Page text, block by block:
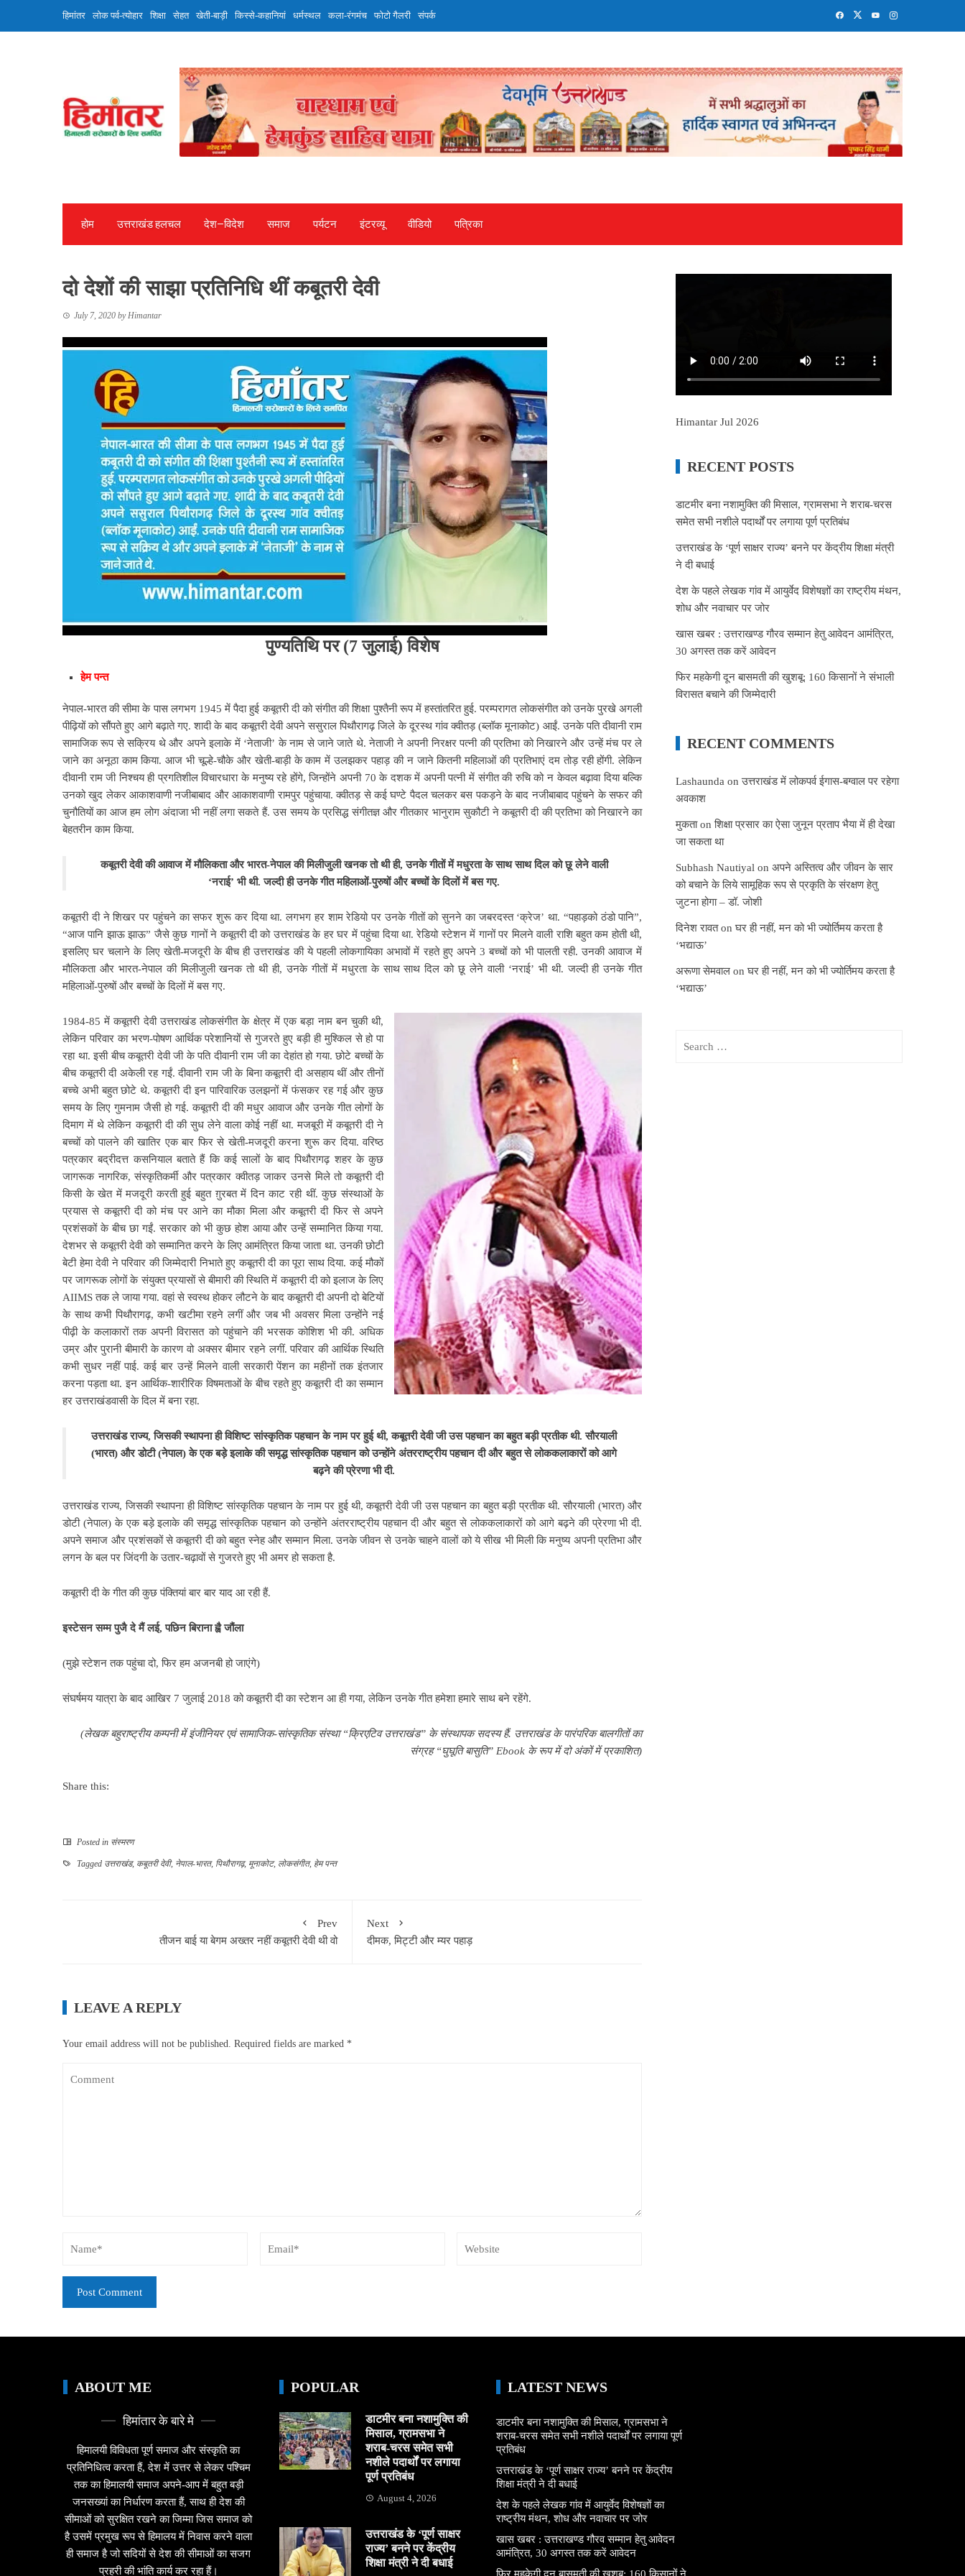
हिमांतर लोक पर्व-त्योहार शिक्षा सेहत खेती-बाड़ी किस्से-कहानियां धर्मस्थल कला-रंगमंच फोटो गैलरी संपर्क
होम उत्तराखंड हलचल देश—विदेश समाज पर्यटन इंटरव्‍यू वीडियो पत्रिका
दो देशों की साझा प्रतिनिधि थीं कबूतरी देवी
July 7, 2020 byHimantar
पुण्यतिथि पर (7जुलाई) विशेष
हेम पन्त
नेपाल-भारत की सीमा के पास लगभग 1945 में पैदा हुई कबूतरी दी को संगीत की शिक्षा पुश्तैनी रूप में हस्तांतरित हुई. परम्परागत लोकसंगीत को उनके पुरखे अगली
पीढ़ियों को सौंपते हुए आगे बढ़ाते गए. शादी के बाद कबूतरी देवी अपने ससुराल पिथौरागढ़ जिले के दूरस्थ गांव क्वीतड़ (ब्लॉक मूनाकोट) आईं. उनके पति दीवानी राम
सामाजिक रूप से सक्रिय थे और अपने इलाके में ‘नेताजी’ के नाम से जाने जाते थे. नेताजी ने अपनी निरक्षर पत्नी की प्रतिभा को निखारने और उन्हें मंच पर ले
जाने का अनूठा काम किया. आज भी चूल्हे-चौके और खेती-बाड़ी के काम में उलझकर पहाड़ की न जाने कितनी महिलाओं की प्रतिभाएं दम तोड़ रही होंगी. लेकिन
दीवानी राम जी निश्चय ही प्रगतिशील विचारधारा के मनुष्य रहे होंगे, जिन्होंने अपनी 70 के दशक में अपनी पत्नी में संगीत की रुचि को न केवल बढ़ावा दिया बल्कि
उनको खुद लेकर आकाशवाणी नजीबाबाद और आकाशवाणी रामपुर पहुंचाया. क्वीतड़ से कई घण्टे पैदल चलकर बस पकड़ने के बाद नजीबाबाद पहुंचने के सफर की
चुनौतियों का आज हम लोग अंदाजा भी नहीं लगा सकते हैं. उस समय के प्रसिद्ध संगीतज्ञ और गीतकार भानुराम सुकौटी ने कबूतरी दी की प्रतिभा को निखारने का
बेहतरीन काम किया.
कबूतरी देवी की आवाज में मौलिकता और भारत-नेपाल की मिलीजुली खनक तो थी ही, उनके गीतों में मधुरता के साथ साथ दिल को छू लेने वाली
‘नराई’ भी थी. जल्दी ही उनके गीत महिलाओं-पुरुषों और बच्चों के दिलों में बस गए.
कबूतरी दी ने शिखर पर पहुंचने का सफर शुरू कर दिया था. लगभग हर शाम रेडियो पर उनके गीतों को सुनने का जबरदस्त ‘क्रेज’ था. “पहाड़को ठंडो पानि”,
“आज पानि झाऊ झाऊ” जैसे कुछ गानों ने कबूतरी दी को उत्तराखंड के हर घर में पहुंचा दिया था. रेडियो स्टेशन में गानों पर मिलने वाली राशि बहुत कम होती थी,
इसलिए घर चलाने के लिए खेती-मजदूरी के बीच ही उत्तराखंड की ये पहली लोकगायिका अभावों में रहते हुए अपने 3 बच्चों को भी पालती रही. उनकी आवाज में
मौलिकता और भारत-नेपाल की मिलीजुली खनक तो थी ही, उनके गीतों में मधुरता के साथ साथ दिल को छू लेने वाली ‘नराई’ भी थी. जल्दी ही उनके गीत
महिलाओं-पुरुषों और बच्चों के दिलों में बस गए.
1984-85 में कबूतरी देवी उत्तराखंड लोकसंगीत के क्षेत्र में एक बड़ा नाम बन चुकी थी,
लेकिन परिवार का भरण-पोषण आर्थिक परेशानियों से गुजरते हुए बड़ी ही मुश्किल से हो पा
रहा था. इसी बीच कबूतरी देवी जी के पति दीवानी राम जी का देहांत हो गया. छोटे बच्चों के
बीच कबूतरी दी अकेली रह गईं. दीवानी राम जी के बिना कबूतरी दी असहाय थीं और तीनों
बच्चे अभी बहुत छोटे थे. कबूतरी दी इन पारिवारिक उलझनों में फंसकर रह गई और कुछ
समय के लिए गुमनाम जैसी हो गई. कबूतरी दी की मधुर आवाज और उनके गीत लोगों के
दिमाग में थे लेकिन कबूतरी दी की सुध लेने वाला कोई नहीं था. मजबूरी में कबूतरी दी ने
बच्चों को पालने की खातिर एक बार फिर से खेती-मजदूरी करना शुरू कर दिया. वरिष्ठ
पत्रकार बद्रीदत्त कसनियाल बताते हैं कि कई सालों के बाद पिथौरागढ़ शहर के कुछ
जागरूक नागरिक, संस्कृतिकर्मी और पत्रकार क्वीतड़ जाकर उनसे मिले तो कबूतरी दी
किसी के खेत में मजदूरी करती हुई बहुत ग़ुरबत में दिन काट रही थीं. कुछ संस्थाओं के
प्रयास से कबूतरी दी को मंच पर आने का मौका मिला और कबूतरी दी फिर से अपने
प्रशंसकों के बीच छा गईं. सरकार को भी कुछ होश आया और उन्हें सम्मानित किया गया.
देशभर से कबूतरी देवी को सम्मानित करने के लिए आमंत्रित किया जाता था. उनकी छोटी
बेटी हेमा देवी ने परिवार की जिम्मेदारी निभाते हुए कबूतरी दी का पूरा साथ दिया. कई मौकों
पर जागरूक लोगों के संयुक्त प्रयासों से बीमारी की स्थिति में कबूतरी दी को इलाज के लिए
AIIMS तक ले जाया गया. वहां से स्वस्थ होकर लौटने के बाद कबूतरी दी अपनी दो बेटियों
के साथ कभी पिथौरागढ़, कभी खटीमा रहने लगीं और जब भी अवसर मिला उन्होंने नई
पीढ़ी के कलाकारों तक अपनी विरासत को पहुंचाने की भरसक कोशिश भी की. अधिक
उम्र और पुरानी बीमारी के कारण वो अक्सर बीमार रहने लगीं. परिवार की आर्थिक स्थिति
कभी सुधर नहीं पाई. कई बार उन्हें मिलने वाली सरकारी पेंशन का महीनों तक इंतजार
करना पड़ता था. इन आर्थिक-शारीरिक विषमताओं के बीच रहते हुए कबूतरी दी का सम्मान
हर उत्तराखंडवासी के दिल में बना रहा.
उत्तराखंड राज्य, जिसकी स्थापना ही विशिष्ट सांस्कृतिक पहचान के नाम पर हुई थी, कबूतरी देवी जी उस पहचान का बहुत बड़ी प्रतीक थी. सौरयाली
(भारत) और डोटी (नेपाल) के एक बड़े इलाके की समृद्ध सांस्कृतिक पहचान को उन्होंने अंतरराष्ट्रीय पहचान दी और बहुत से लोककलाकारों को आगे
बढ़ने की प्रेरणा भी दी.
उत्तराखंड राज्य, जिसकी स्थापना ही विशिष्ट सांस्कृतिक पहचान के नाम पर हुई थी, कबूतरी देवी जी उस पहचान का बहुत बड़ी प्रतीक थी. सौरयाली (भारत) और
डोटी (नेपाल) के एक बड़े इलाके की समृद्ध सांस्कृतिक पहचान को उन्होंने अंतरराष्ट्रीय पहचान दी और बहुत से लोककलाकारों को आगे बढ़ने की प्रेरणा भी दी.
अपने समाज और प्रशंसकों से कबूतरी दी को बहुत स्नेह और सम्मान मिला. उनके जीवन से उनके चाहने वालों को ये सीख भी मिली कि मनुष्य अपनी प्रतिभा और
लगन के बल पर जिंदगी के उतार-चढ़ावों से गुजरते हुए भी अमर हो सकता है.
कबूतरी दी के गीत की कुछ पंक्तियां बार बार याद आ रही हैं.
इस्टेसन सम्म पुजै दे मैं लई,पछिन बिराना ह्वै जौंला
(मुझे स्टेशन तक पहुंचा दो, फिर हम अजनबी हो जाएंगे)
संघर्षमय यात्रा के बाद आखिर 7 जुलाई 2018 को कबूतरी दी का स्टेशन आ ही गया, लेकिन उनके गीत हमेशा हमारे साथ बने रहेंगे.
(लेखक बहुराष्ट्रीय कम्पनी में इंजीनियर एवं सामाजिक-सांस्कृतिक संस्था “क्रिएटिव उत्तराखंड” के संस्थापक सदस्य हैं. उत्तराखंड के पारंपरिक बालगीतों का
संग्रह “घुघूति बासुति” Ebook के रूप में दो अंकों में प्रकाशित)
Share this:
Posted in संस्मरण
Tagged उत्तराखंड, कबूतरी देवी, नेपाल-भारत, पिथौरागढ़, मूनाकोट, लोकसंगीत, हेम पन्त
Prev
तीजन बाई या बेगम अख्तर नहीं कबूतरी देवी थी वो
Next
दीमक, मिट्टी और म्यर पहाड़
LEAVE A REPLY
Your email address will not be published. Required fields are marked *
Himantar Jul 2026
RECENT POSTS
डाटमीर बना नशामुक्ति की मिसाल, ग्रामसभा ने शराब-चरस
समेत सभी नशीले पदार्थों पर लगाया पूर्ण प्रतिबंध
उत्तराखंड के ‘पूर्ण साक्षर राज्य’ बनने पर केंद्रीय शिक्षा मंत्री
ने दी बधाई
देश के पहले लेखक गांव में आयुर्वेद विशेषज्ञों का राष्ट्रीय मंथन,
शोध और नवाचार पर जोर
खास खबर : उत्तराखण्ड गौरव सम्मान हेतु आवेदन आमंत्रित,
30 अगस्त तक करें आवेदन
फिर महकेगी दून बासमती की खुशबू: 160 किसानों ने संभाली
विरासत बचाने की जिम्मेदारी
RECENT COMMENTS
Lashaunda onउत्तराखंड में लोकपर्व ईगास-बग्वाल पर रहेगा
अवकाश
मुकताonशिक्षा प्रसार का ऐसा जुनून प्रताप भैया में ही देखा
जा सकता था
Subhash Nautiyal onअपने अस्तित्व और जीवन के सार
को बचाने के लिये सामूहिक रूप से प्रकृति के संरक्षण हेतु
जुटना होगा – डॉ. जोशी
दिनेश रावतonघर ही नहीं, मन को भी ज्योर्तिमय करता है
‘भद्याऊ’
अरूणा सेमवाल onघर ही नहीं, मन को भी ज्योर्तिमय करता है
‘भद्याऊ’
ABOUT ME
हिमांतार के बारे मे
हिमालयी विविधता पूर्ण समाज और संस्कृति का
प्रतिनिधित्व करता हैं, देश में उत्तर से लेकर पश्चिम
तक का हिमालयी समाज अपने-आप में बहुत बड़ी
जनसख्यां का निर्धारण करता हैं, साथ ही देश की
सीमाओं को सुरक्षित रखने का जिम्मा जिस समाज को
है उसमें प्रमुख रूप से हिमालय में निवास करने वाला
ही समाज है जो सदियों से देश की सीमाओं का सजग
प्रहरी की भांति कार्य कर रहा हैं।
POPULAR
डाटमीर बना नशामुक्ति की
मिसाल, ग्रामसभा ने
शराब-चरस समेत सभी
नशीले पदार्थों पर लगाया
पूर्ण प्रतिबंध
August 4, 2026
उत्तराखंड के ‘पूर्ण साक्षर
राज्य’ बनने पर केंद्रीय
शिक्षा मंत्री ने दी बधाई
LATEST NEWS
डाटमीर बना नशामुक्ति की मिसाल, ग्रामसभा ने
शराब-चरस समेत सभी नशीले पदार्थों पर लगाया पूर्ण
प्रतिबंध
उत्तराखंड के ‘पूर्ण साक्षर राज्य’ बनने पर केंद्रीय
शिक्षा मंत्री ने दी बधाई
देश के पहले लेखक गांव में आयुर्वेद विशेषज्ञों का
राष्ट्रीय मंथन, शोध और नवाचार पर जोर
खास खबर : उत्तराखण्ड गौरव सम्मान हेतु आवेदन
आमंत्रित, 30 अगस्त तक करें आवेदन